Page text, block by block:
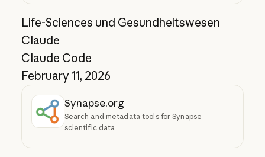
Life-Sciences und Gesundheitswesen
Claude
Claude Code
February 11, 2026
Synapse.org
Search and metadata tools for Synapse
scientific data